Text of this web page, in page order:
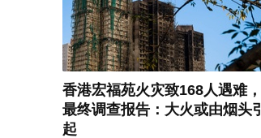
香港宏福苑火灾致168人遇难，
最终调查报告：大火或由烟头引
起